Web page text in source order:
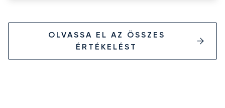
OLVASSA EL AZ ÖSSZES
ÉRTÉKELÉST